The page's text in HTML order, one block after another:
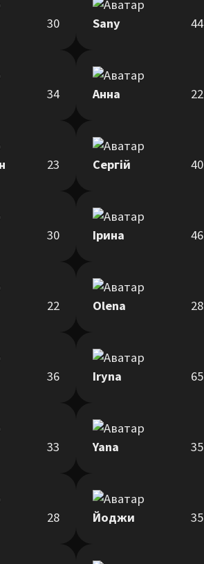
30 Sany 44
34 Анна 22
23 Сергій 40
30 Ірина 46
22 Olena 28
36 Iryna 65
33 Yana 35
28 Йоджи 35